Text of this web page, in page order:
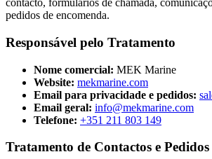
contacto, formulários de chamada,
pedidos de encomenda.
Responsável pelo Tratamento
Nome comercial: MEK Marine
Website: mekmarine.com
Email para privacidade e pedidos:
Email geral: info@mekmarine.com
Telefone: +351 211 803 149
Tratamento de Contactos e